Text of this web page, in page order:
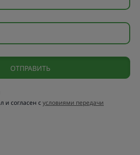
и согласен сусловиями передачи